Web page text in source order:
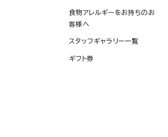
食物アレルギーをお持ちのお
客様へ
スタッフギャラリー一覧
ギフト券